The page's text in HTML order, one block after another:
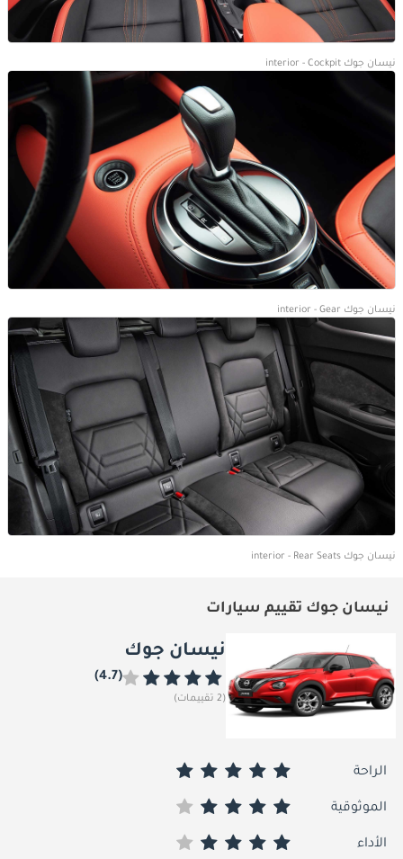
نيسان جوك interior - Cockpit
نيسان جوك interior - Gear
نيسان جوك interior - Rear Seats
نيسان جوك تقييم سيارات
نيسان جوك
(4.7)
(2 تقييمات)
الراحة
الموثوقية
الأداء